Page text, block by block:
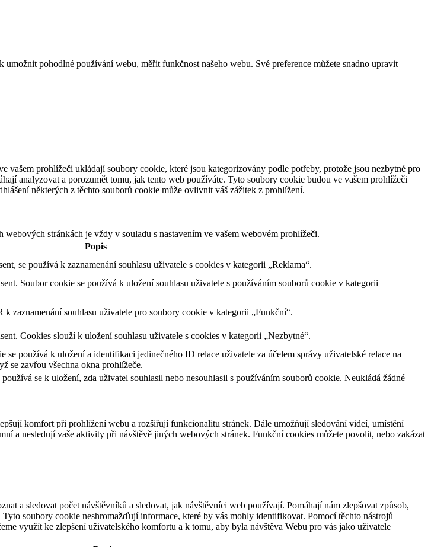
pohodlné používání webu, měřit funkčnost našeho webu. Své preference můžete snadno upravit
prohlížeči ukládají soubory cookie, které jsou kategorizovány podle potřeby, protože jsou nezbytné pro
analyzovat a porozumět tomu, jak tento web používáte. Tyto soubory cookie budou ve vašem prohlížeči
některých z těchto souborů cookie může ovlivnit váš zážitek z prohlížení.
stránkách je vždy v souladu s nastavením ve vašem webovém prohlížeči.
Popis
se používá k zaznamenání souhlasu uživatele s cookies v kategorii „Reklama“.
Soubor cookie se používá k uložení souhlasu uživatele s používáním souborů cookie v kategorii
zaznamenání souhlasu uživatele pro soubory cookie v kategorii „Funkční“.
Cookies slouží k uložení souhlasu uživatele s cookies v kategorii „Nezbytné“.
používá k uložení a identifikaci jedinečného ID relace uživatele za účelem správy uživatelské relace na
se zavřou všechna okna prohlížeče.
se k uložení, zda uživatel souhlasil nebo nesouhlasil s používáním souborů cookie. Neukládá žádné
komfort při prohlížení webu a rozšiřují funkcionalitu stránek. Dále umožňují sledování videí, umístění
a nesledují vaše aktivity při návštěvě jiných webových stránek. Funkční cookies můžete povolit, nebo zakázat
a sledovat počet návštěvníků a sledovat, jak návštěvníci web používají. Pomáhají nám zlepšovat způsob,
soubory cookie neshromažďují informace, které by vás mohly identifikovat. Pomocí těchto nástrojů
využít ke zlepšení uživatelského komfortu a k tomu, aby byla návštěva Webu pro vás jako uživatele